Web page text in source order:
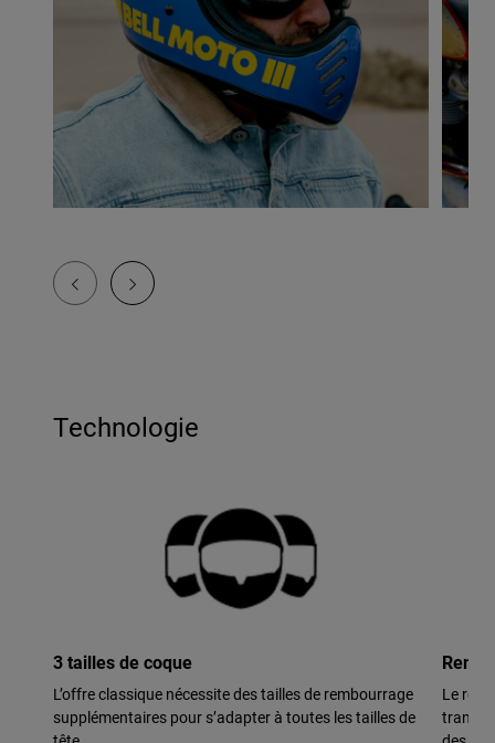
Technologie
3 tailles de coque
L’offre classique nécessite des tailles de rembourrage
supplémentaires pour s’adapter à toutes les tailles de
Le